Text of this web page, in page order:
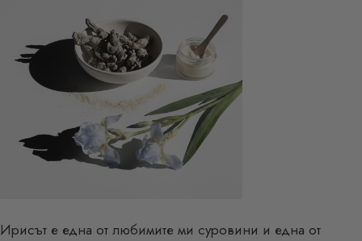
Ирисът е една от любимите ми суровини и една от